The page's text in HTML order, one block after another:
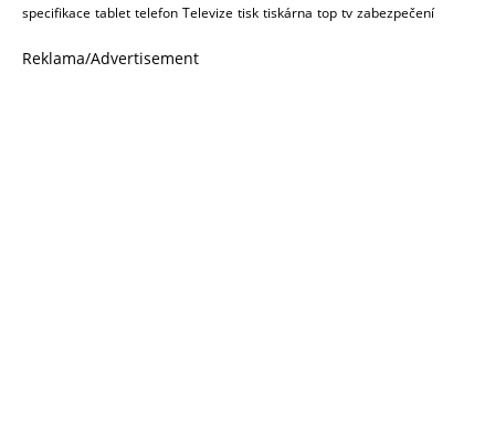
specifikace tablet telefon Televize tisk tiskárna top tv zabezpečení
Reklama/Advertisement